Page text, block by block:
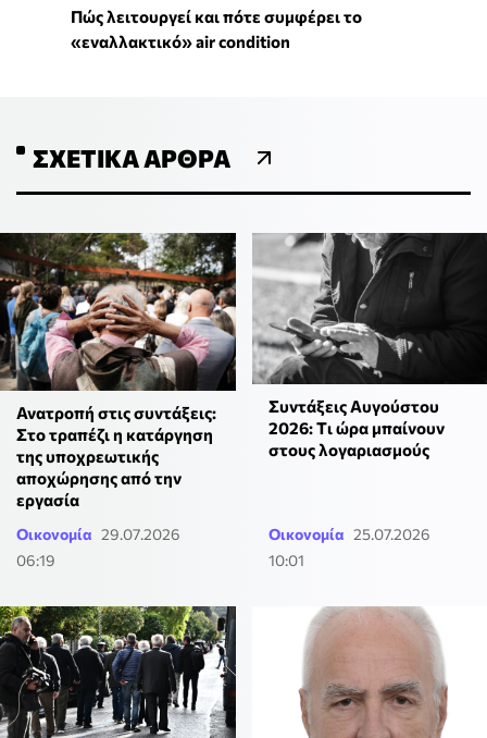
Πώς λειτουργεί και πότε συμφέρει το
«εναλλακτικό» air condition
ΣΧΕΤΙΚΆ ΆΡΘΡΑ
Ανατροπή στις συντάξεις:
Στο τραπέζι η κατάργηση
της υποχρεωτικής
αποχώρησης από την
εργασία
Οικονομία 29.07.2026
06:19
Συντάξεις Αυγούστου
2026: Tι ώρα μπαίνουν
στους λογαριασμούς
Οικονομία 25.07.2026
10:01